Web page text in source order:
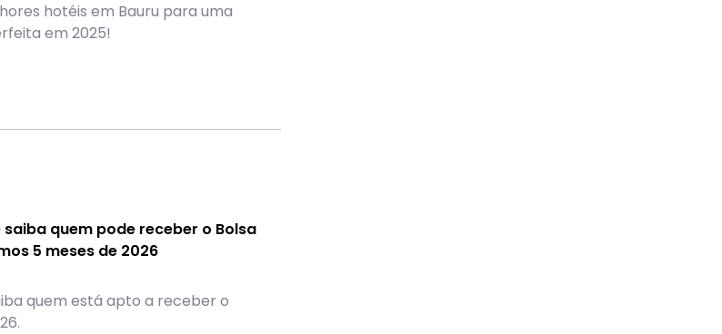
hotéis em Bauru para uma
em 2025!
saiba quem pode receber o Bolsa
5 meses de 2026
quem está apto a receber o